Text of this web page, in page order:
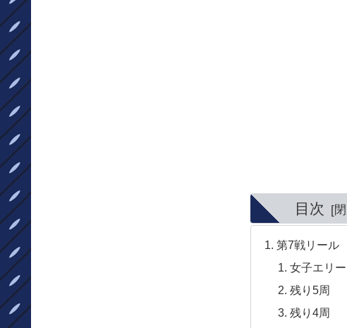
目次
第7戦リール
女子エリー
残り5周
残り4周